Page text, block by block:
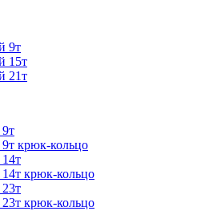
9т
15т
21т
крюк-кольцо
крюк-кольцо
крюк-кольцо